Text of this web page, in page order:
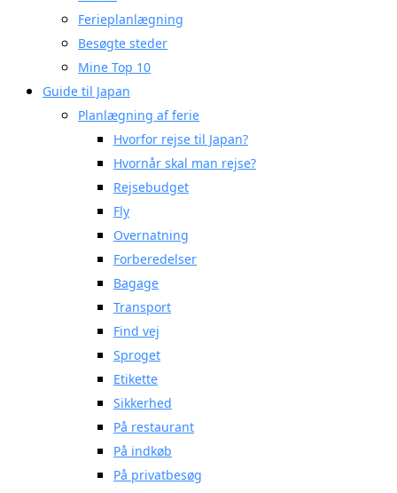
Ferieplanlægning
Besøgte steder
Mine Top 10
Guide til Japan
Planlægning af ferie
Hvorfor rejse til Japan?
Hvornår skal man rejse?
Rejsebudget
Fly
Overnatning
Forberedelser
Bagage
Transport
Find vej
Sproget
Etikette
Sikkerhed
På restaurant
På indkøb
På privatbesøg